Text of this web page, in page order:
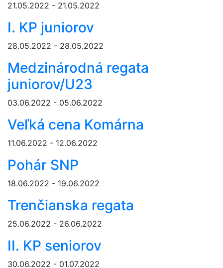
21.05.2022 - 21.05.2022
I. KP juniorov
28.05.2022 - 28.05.2022
Medzinárodná regata
juniorov/U23
03.06.2022 - 05.06.2022
Veľká cena Komárna
11.06.2022 - 12.06.2022
Pohár SNP
18.06.2022 - 19.06.2022
Trenčianska regata
25.06.2022 - 26.06.2022
II. KP seniorov
30.06.2022 - 01.07.2022